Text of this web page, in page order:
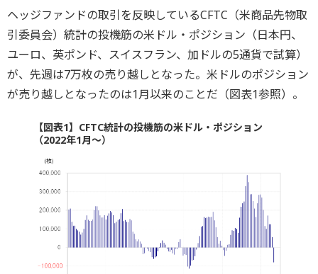
ヘッジファンドの取引を反映しているCFTC（米商品先物取
引委員会）統計の投機筋の米ドル・ポジション（日本円、
ユーロ、英ポンド、スイスフラン、加ドルの5通貨で試算）
が、先週は7万枚の売り越しとなった。米ドルのポジション
が売り越しとなったのは1月以来のことだ（図表1参照）。
【図表1】CFTC統計の投機筋の米ドル・ポジション
（2022年1月～）